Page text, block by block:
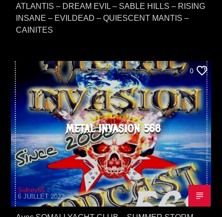
ATLANTIS – DREAM EVIL – SABLE HILLS – RISING
INSANE – EVILDEAD – QUIESCENT MANTIS –
CAINITES
0
METAL INVASION 568
Sidney65
6 JUILLET 2022